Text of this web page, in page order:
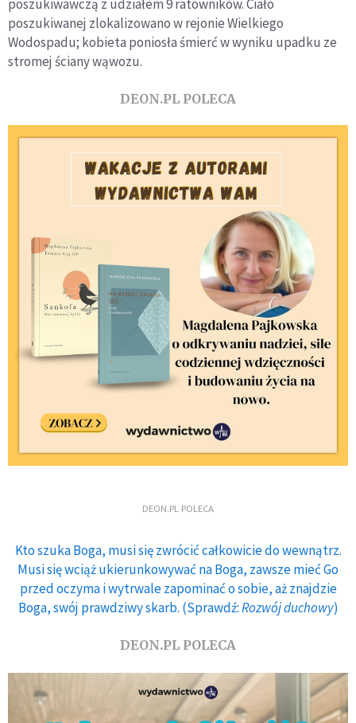
poszukiwawczą z udziałem 9 ratowników. Ciało
poszukiwanej zlokalizowano w rejonie Wielkiego
Wodospadu; kobieta poniosła śmierć w wyniku upadku ze
stromej ściany wąwozu.
DEON.PL POLECA
DEON.PL POLECA
Kto szuka Boga, musi się zwrócić całkowicie do wewnątrz.
Musi się wciąż ukierunkowywać na Boga, zawsze mieć Go
przed oczyma i wytrwale zapominać o sobie, aż znajdzie
Boga, swój prawdziwy skarb. (Sprawdź:Rozwój duchowy)
DEON.PL POLECA